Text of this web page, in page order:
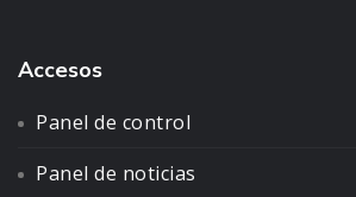
Accesos
Panel de control
Panel de noticias